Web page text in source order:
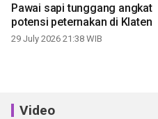
Pawai sapi tunggang angkat
potensi peternakan di Klaten
29 July 2026 21:38 WIB
Video